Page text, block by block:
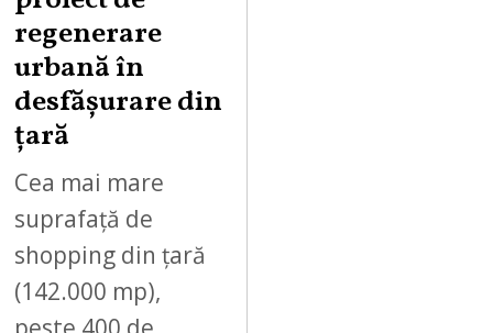
regenerare
urbană în
desfășurare din
țară
Cea mai mare
suprafață de
shopping din țară
(142.000 mp),